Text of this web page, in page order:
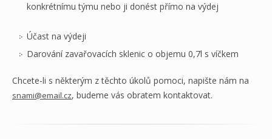
konkrétnímu týmu nebo ji donést přímo na výdej
Účast na výdeji
Darování zavařovacích sklenic o objemu 0,7l s víčkem
Chcete-li s některým z těchto úkolů pomoci, napište nám na
snami@email.cz, budeme vás obratem kontaktovat.